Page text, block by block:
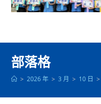
部落格
> 2026 年 > 3 月 > 10 日 >